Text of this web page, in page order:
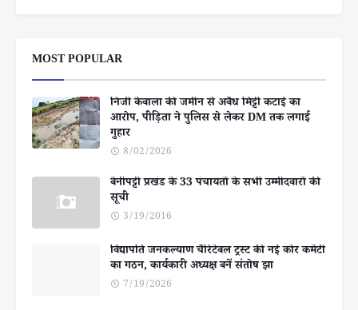
MOST POPULAR
निजी केवाला की जमीन से अवैध मिट्टी कटाई का
आरोप, पीड़िता ने पुलिस से लेकर DM तक लगाई
गुहार
8/02/2026
बेनीपट्टी प्रखंड के 33 पंचायतों के सभी उम्मीदवारों की
सूची
3/19/2016
विद्यापति जनकल्याण चैरिटेबल ट्रस्ट की नई कोर कमेटी
का गठन, कार्यकारी अध्यक्ष बनें संतोष झा
7/19/2026